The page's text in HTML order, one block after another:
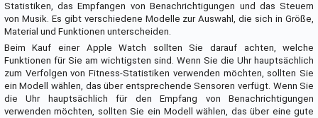
Statistiken, das Empfangen von Benachrichtigungen und das Steuern
von Musik. Es gibt verschiedene Modelle zur Auswahl, die sich in Größe,
Material und Funktionen unterscheiden.
Beim Kauf einer Apple Watch sollten Sie darauf achten, welche
Funktionen für Sie am wichtigsten sind. Wenn Sie die Uhr hauptsächlich
zum Verfolgen von Fitness-Statistiken verwenden möchten, sollten Sie
ein Modell wählen, das über entsprechende Sensoren verfügt. Wenn Sie
die Uhr hauptsächlich für den Empfang von Benachrichtigungen
verwenden möchten, sollten Sie ein Modell wählen, das über eine gute